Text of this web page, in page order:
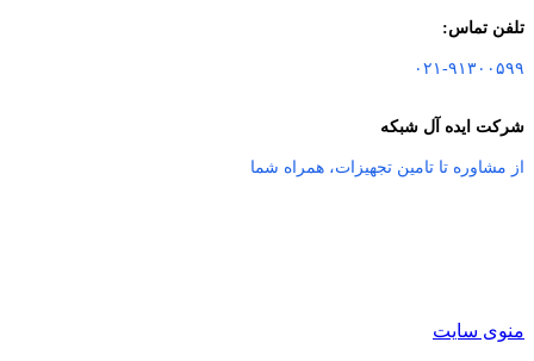
تلفن تماس:
۰۲۱-۹۱۳۰۰۵۹۹
شرکت ایده آل شبکه
از مشاوره تا تامین تجهیزات، همراه شما
منوی سایت